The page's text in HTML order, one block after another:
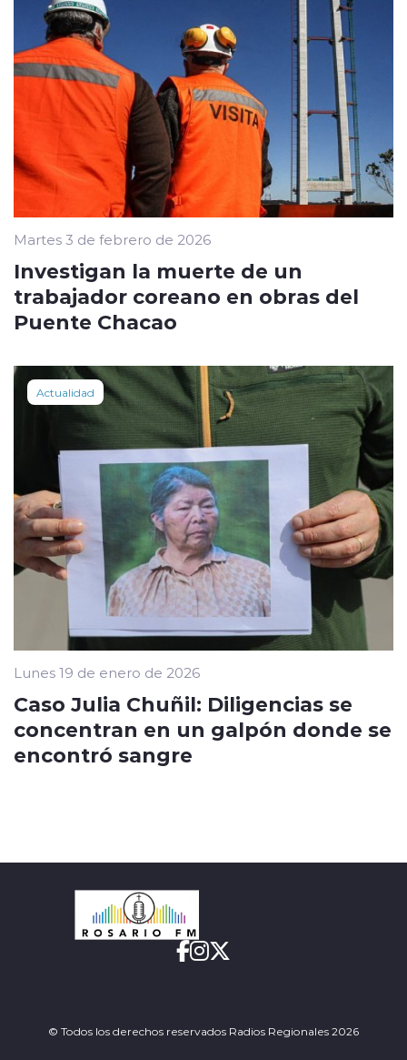
Martes 3 de febrero de 2026
Investigan la muerte de un
trabajador coreano en obras del
Puente Chacao
Actualidad
Lunes 19 de enero de 2026
Caso Julia Chuñil: Diligencias se
concentran en un galpón donde se
encontró sangre
© Todos los derechos reservados Radios Regionales 2026